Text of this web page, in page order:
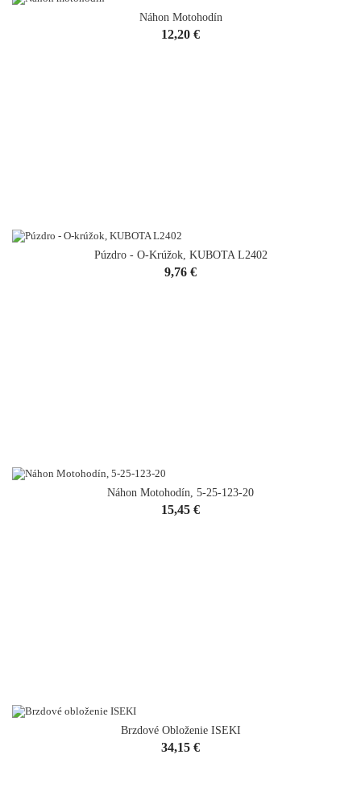
Náhon Motohodín
Cena
12,20 €
Púzdro - O-Krúžok, KUBOTA L2402
Cena
9,76 €
Náhon Motohodín, 5-25-123-20
Cena
15,45 €
Brzdové Obloženie ISEKI
Cena
34,15 €